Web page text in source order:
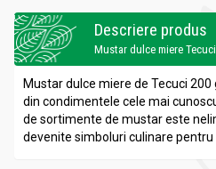
Descriere produs
Mustar dulce miere Tecuci
Mustar dulce miere de Tecuci 200
din condimentele cele mai
de sortimente de mustar este
devenite simboluri culinare pentru